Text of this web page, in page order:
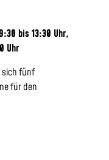
bis 13:30 Uhr,
Uhr
sich fünf
für den